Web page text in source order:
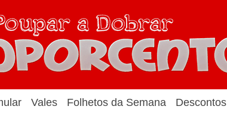
Vales Folhetos da Semana Descontos